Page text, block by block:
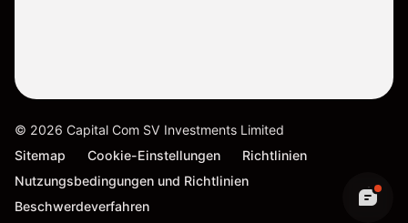
© 2026 Capital Com SV Investments Limited
Sitemap
Cookie-Einstellungen
Richtlinien
Nutzungsbedingungen und Richtlinien
Beschwerdeverfahren